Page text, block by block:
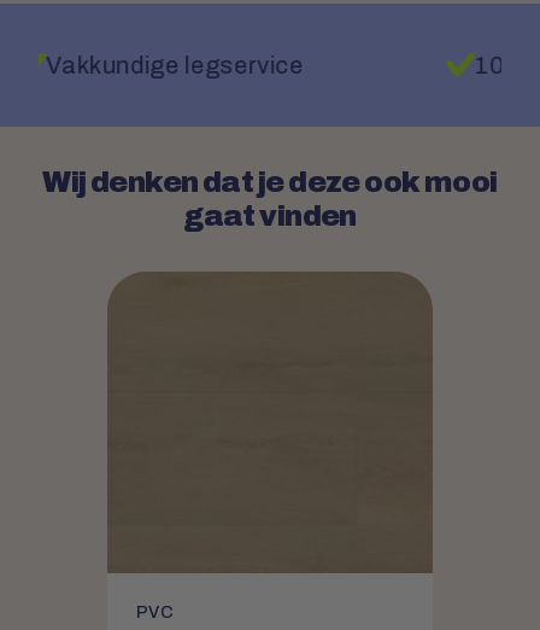
100% Laagste prijsgarantie
Wij denken dat je deze ook mooi
gaat vinden
PVC